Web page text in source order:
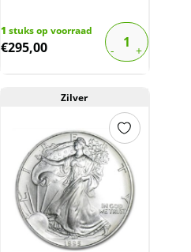
1 stuks op voorraad
€295,00
Zilver